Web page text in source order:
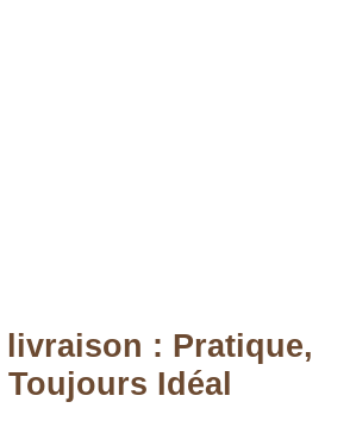
livraison : Pratique,
Idéal